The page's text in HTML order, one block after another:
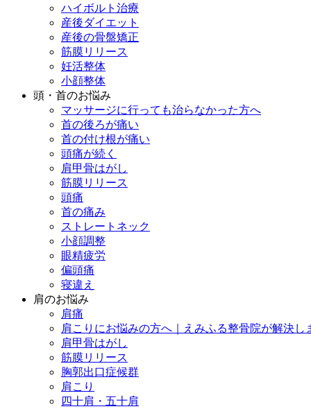
ハイボルト治療
産後ダイエット
産後の骨盤矯正
筋膜リリース
妊活整体
小顔整体
頭・首のお悩み
マッサージに行っても治らなかった方へ
首の後ろが痛い
首の付け根が痛い
頭痛が続く
肩甲骨はがし
筋膜リリース
頭痛
首の痛み
ストレートネック
小顔調整
眼精疲労
偏頭痛
寝違え
肩のお悩み
肩痛
肩こりにお悩みの方へ｜えみふる整骨院が解決し
肩甲骨はがし
筋膜リリース
胸郭出口症候群
肩こり
四十肩・五十肩